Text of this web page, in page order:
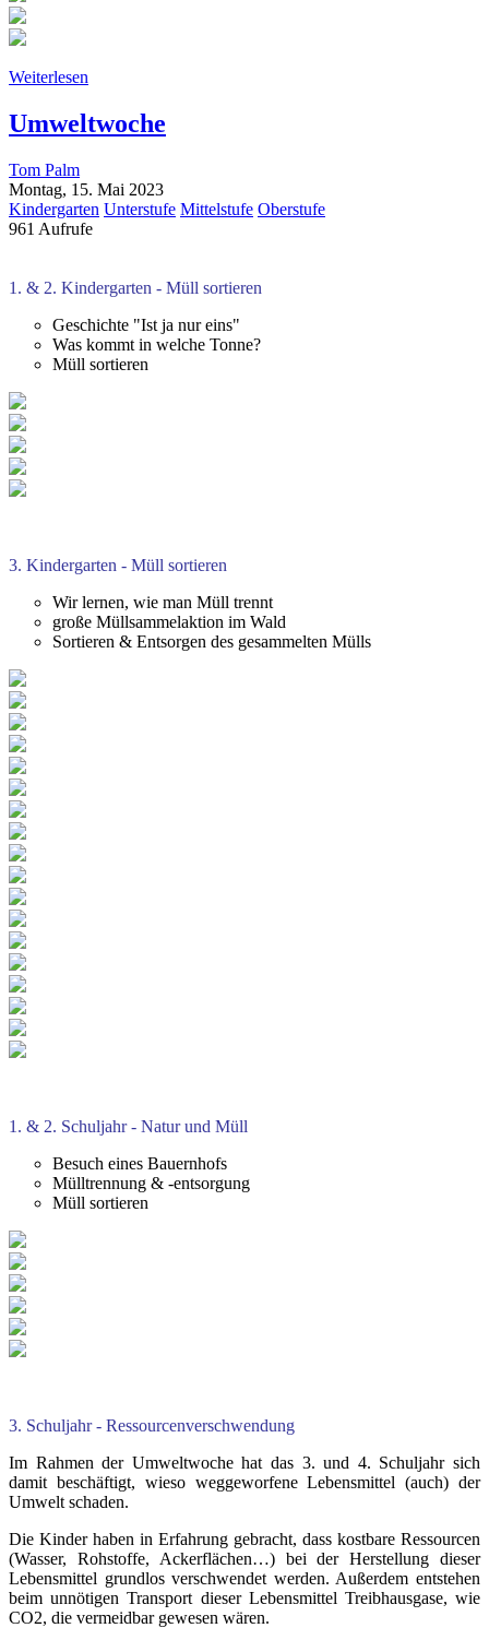
Weiterlesen
Umweltwoche
Tom Palm
Montag, 15. Mai 2023
Kindergarten Unterstufe Mittelstufe Oberstufe
961 Aufrufe
1. & 2. Kindergarten - Müll sortieren
Geschichte "Ist ja nur eins"
Was kommt in welche Tonne?
Müll sortieren
3. Kindergarten - Müll sortieren
Wir lernen, wie man Müll trennt
große Müllsammelaktion im Wald
Sortieren & Entsorgen des gesammelten Mülls
1. & 2. Schuljahr - Natur und Müll
Besuch eines Bauernhofs
Mülltrennung & -entsorgung
Müll sortieren
3. Schuljahr - Ressourcenverschwendung
Im Rahmen der Umweltwoche hat das 3. und 4. Schuljahr sich
damit beschäftigt, wieso weggeworfene Lebensmittel (auch) der
Umwelt schaden.
Die Kinder haben in Erfahrung gebracht, dass kostbare Ressourcen
(Wasser, Rohstoffe, Ackerflächen…) bei der Herstellung dieser
Lebensmittel grundlos verschwendet werden. Außerdem entstehen
beim unnötigen Transport dieser Lebensmittel Treibhausgase, wie
CO2, die vermeidbar gewesen wären.